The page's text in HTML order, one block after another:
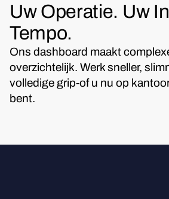
Uw Operatie. Uw
Tempo.
Ons dashboard maakt
overzichtelijk. Werk sneller,
volledige grip-of u nu op
bent.